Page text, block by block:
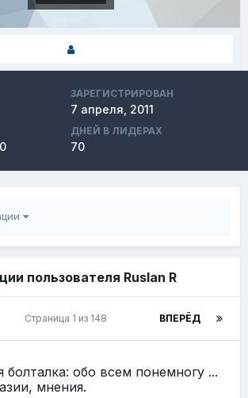
ЗАРЕГИСТРИРОВАН
7 апреля, 2011
ДНЕЙ В ЛИДЕРАХ
70
пользователя Ruslan R
ВПЕРЁД
Страница 1 из 148
болталка: обо всем понемногу ...
мнения.